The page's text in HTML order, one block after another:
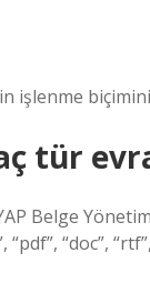
biçimini
tür
Belge
“doc”,